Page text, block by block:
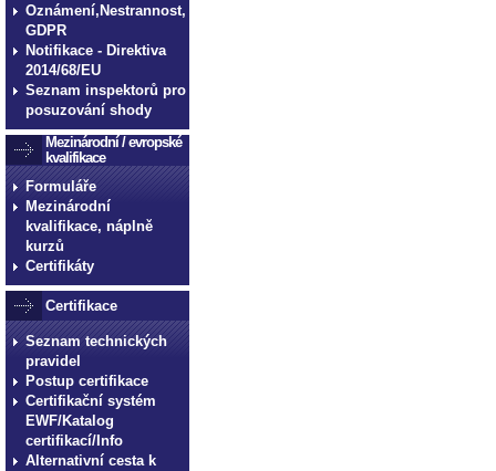
Oznámení,Nestrannost,
GDPR
Notifikace - Direktiva
2014/68/EU
Seznam inspektorů pro
posuzování shody
Mezinárodní / evropské
kvalifikace
Formuláře
Mezinárodní
kvalifikace, náplně
kurzů
Certifikáty
Certifikace
Seznam technických
pravidel
Postup certifikace
Certifikační systém
EWF/Katalog
certifikací/Info
Alternativní cesta k